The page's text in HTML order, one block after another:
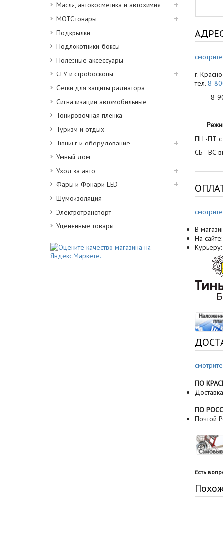
Масла, автокосметика и автохимия
МОТОтовары
Подкрылки
Подлокотники-боксы
Полезные аксессуары
СГУ и стробоскопы
Сетки для защиты радиатора
Сигнализации автомобильные
Тонировочная пленка
Туризм и отдых
Тюнинг и оборудование
Умный дом
Уход за авто
Фары и Фонари LED
Шумоизоляция
Электротранспорт
Уцененные товары
г.
тел. 8-
8-
ПН -ПТ с
СБ - ВС
В
На
Курьеру:
ПО
ПО
Почтой
Есть